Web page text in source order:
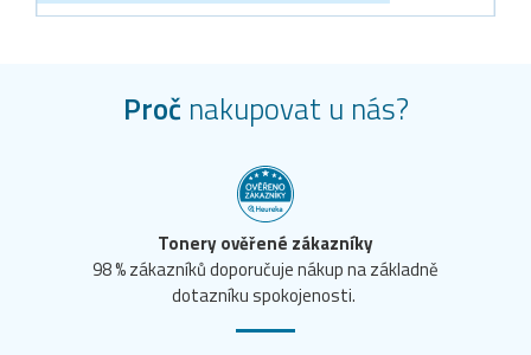
Proč nakupovat u nás?
Tonery ověřené zákazníky
98 % zákazníků doporučuje nákup na základně
dotazníku spokojenosti.